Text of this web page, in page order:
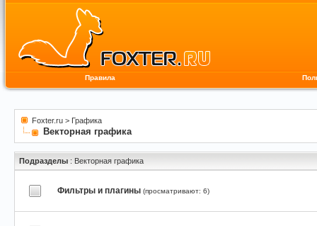
Правила
Foxter.ru > Графика
Векторная графика
Подразделы : Векторная графика
Фильтры и плагины (просматривают: 6)